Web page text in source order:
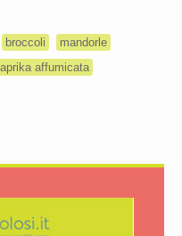
broccoli
mandorle
affumicata